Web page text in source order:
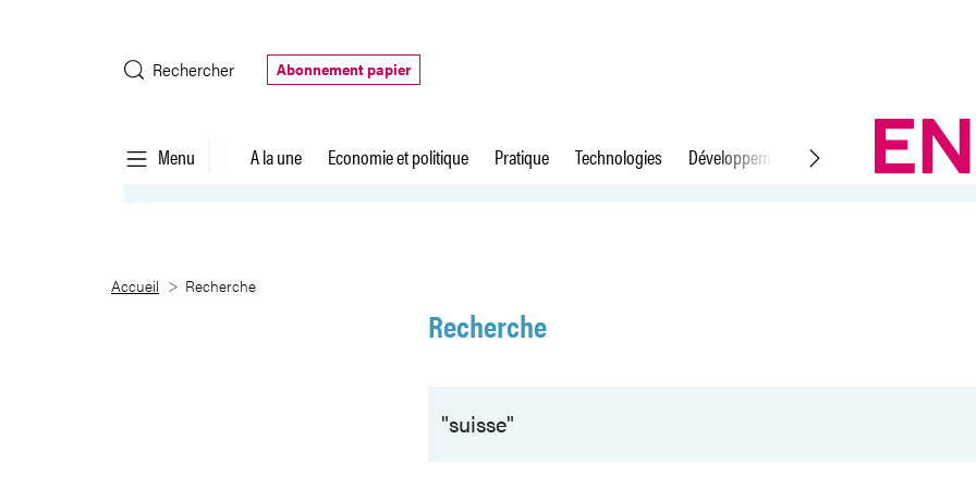
Rechercher
Abonnement papier
Menu A la une Economie et politique Pratique Technologies Développement durable Droit du travail
Recherche
Accueil Recherche
Recherche